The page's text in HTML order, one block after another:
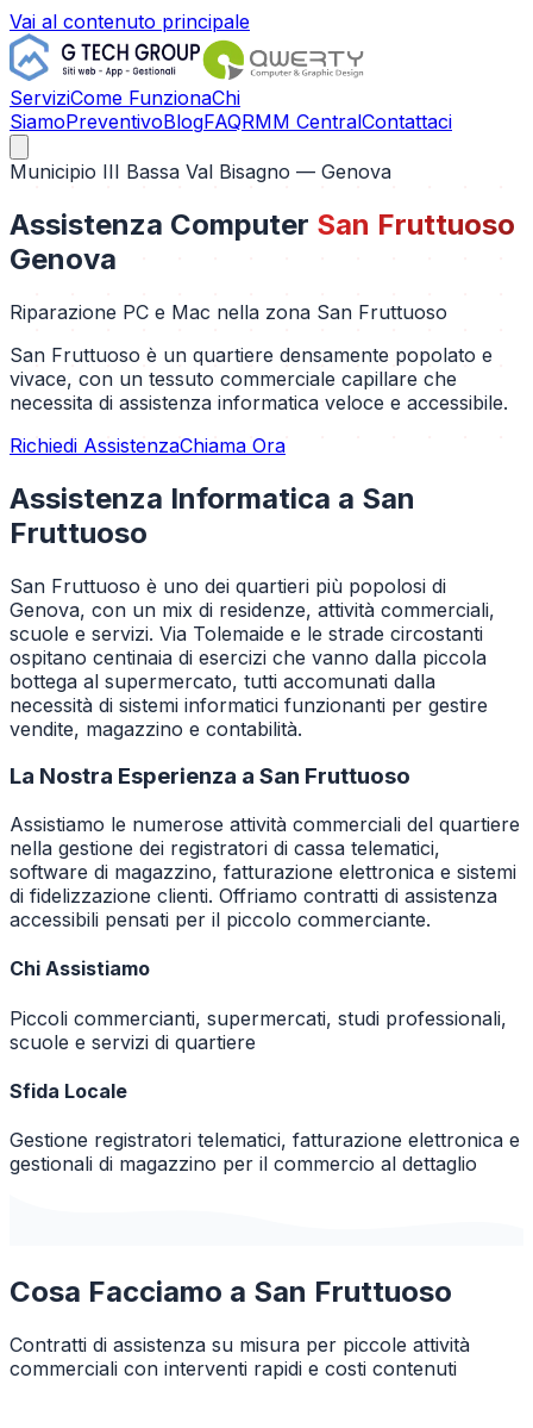
Vai al contenuto principale
ServiziCome FunzionaChi
SiamoPreventivoBlogFAQRMM CentralContattaci
Municipio III Bassa Val Bisagno — Genova
Assistenza Computer San Fruttuoso
Genova
Riparazione PC e Mac nella zona San Fruttuoso
San Fruttuoso è un quartiere densamente popolato e
vivace, con un tessuto commerciale capillare che
necessita di assistenza informatica veloce e accessibile.
Richiedi AssistenzaChiama Ora
Assistenza Informatica a San
Fruttuoso
San Fruttuoso è uno dei quartieri più popolosi di
Genova, con un mix di residenze, attività commerciali,
scuole e servizi. Via Tolemaide e le strade circostanti
ospitano centinaia di esercizi che vanno dalla piccola
bottega al supermercato, tutti accomunati dalla
necessità di sistemi informatici funzionanti per gestire
vendite, magazzino e contabilità.
La Nostra Esperienza a San Fruttuoso
Assistiamo le numerose attività commerciali del quartiere
nella gestione dei registratori di cassa telematici,
software di magazzino, fatturazione elettronica e sistemi
di fidelizzazione clienti. Offriamo contratti di assistenza
accessibili pensati per il piccolo commerciante.
Chi Assistiamo
Piccoli commercianti, supermercati, studi professionali,
scuole e servizi di quartiere
Sfida Locale
Gestione registratori telematici, fatturazione elettronica e
gestionali di magazzino per il commercio al dettaglio
Cosa Facciamo a San Fruttuoso
Contratti di assistenza su misura per piccole attività
commerciali con interventi rapidi e costi contenuti